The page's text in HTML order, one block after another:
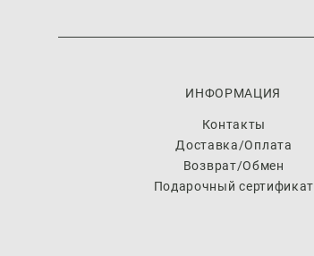
ИНФОРМАЦИЯ
Контакты
Доставка/Оплата
Возврат/Обмен
Подарочный сертификат